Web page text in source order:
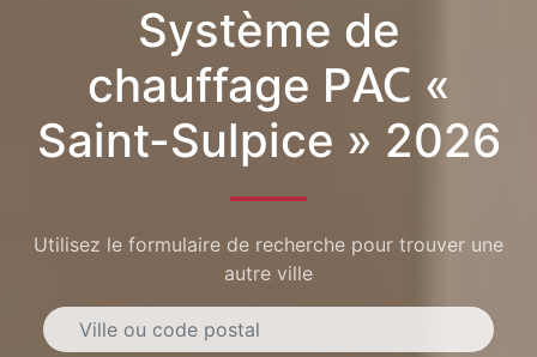
Système de
chauffage PAC «
Saint-Sulpice » 2026
Utilisez le formulaire de recherche pour trouver une
autre ville